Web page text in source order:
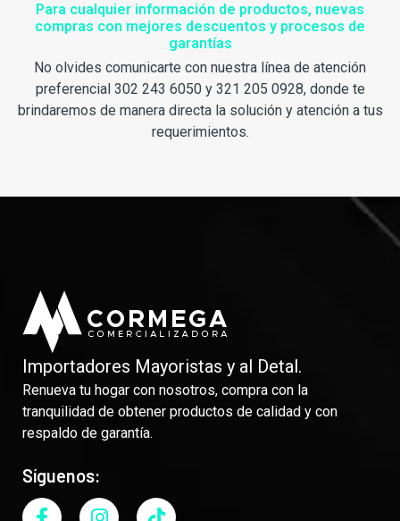
Para cualquier información de productos, nuevas
compras con mejores descuentos y procesos de
garantías
No olvides comunicarte con nuestra línea de atención
preferencial 302 243 6050 y 321 205 0928, donde te
brindaremos de manera directa la solución y atención a tus
requerimientos.
Importadores Mayoristas y al Detal.
Renueva tu hogar con nosotros, compra con la
tranquilidad de obtener productos de calidad y con
respaldo de garantía.
Síguenos: